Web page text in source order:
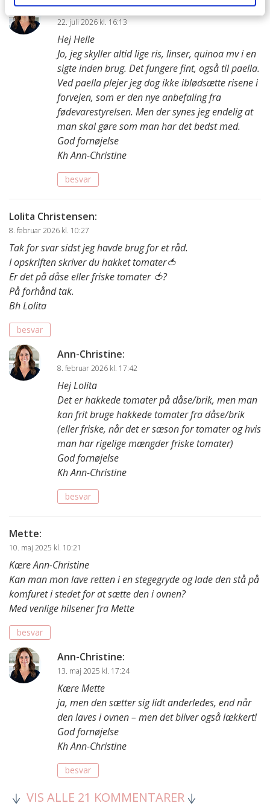
Ann-Christine:
22. juli 2026 kl. 16:13
Hej Helle
Jo, jeg skyller altid lige ris, linser, quinoa mv i en
sigte inden brug. Det fungere fint, også til paella.
Ved paella plejer jeg dog ikke iblødsætte risene i
forvejen, som er den nye anbefaling fra
fødevarestyrelsen. Men der synes jeg endelig at
man skal gøre som man har det bedst med.
God fornøjelse
Kh Ann-Christine
besvar
Lolita Christensen:
8. februar 2026 kl. 10:27
Tak for svar sidst jeg havde brug for et råd.
I opskriften skriver du hakket tomater🍅
Er det på dåse eller friske tomater 🍅?
På forhånd tak.
Bh Lolita
besvar
Ann-Christine:
8. februar 2026 kl. 17:42
Hej Lolita
Det er hakkede tomater på dåse/brik, men man
kan frit bruge hakkede tomater fra dåse/brik
(eller friske, når det er sæson for tomater og hvis
man har rigelige mængder friske tomater)
God fornøjelse
Kh Ann-Christine
besvar
Mette:
10. maj 2025 kl. 10:21
Kære Ann-Christine
Kan man mon lave retten i en stegegryde og lade den stå på
komfuret i stedet for at sætte den i ovnen?
Med venlige hilsener fra Mette
besvar
Ann-Christine:
13. maj 2025 kl. 17:24
Kære Mette
ja, men den sætter sig lidt anderledes, end når
den laves i ovnen – men det bliver også lækkert!
God fornøjelse
Kh Ann-Christine
besvar
VIS ALLE 21 KOMMENTARER